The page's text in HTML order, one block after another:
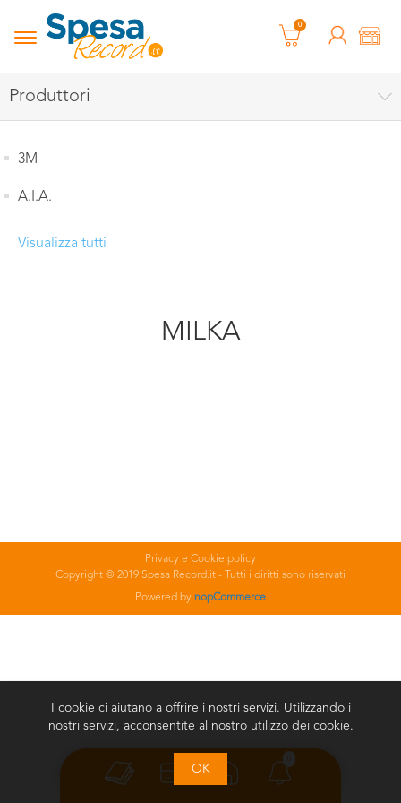
0
Produttori
3M
A.I.A.
Visualizza tutti
MILKA
Privacy e Cookie policy
Copyright © 2019 Spesa Record.it - Tutti i diritti sono riservati
Powered by nopCommerce
I cookie ci aiutano a offrire i nostri servizi. Utilizzando i
nostri servizi, acconsentite al nostro utilizzo dei cookie.
OK